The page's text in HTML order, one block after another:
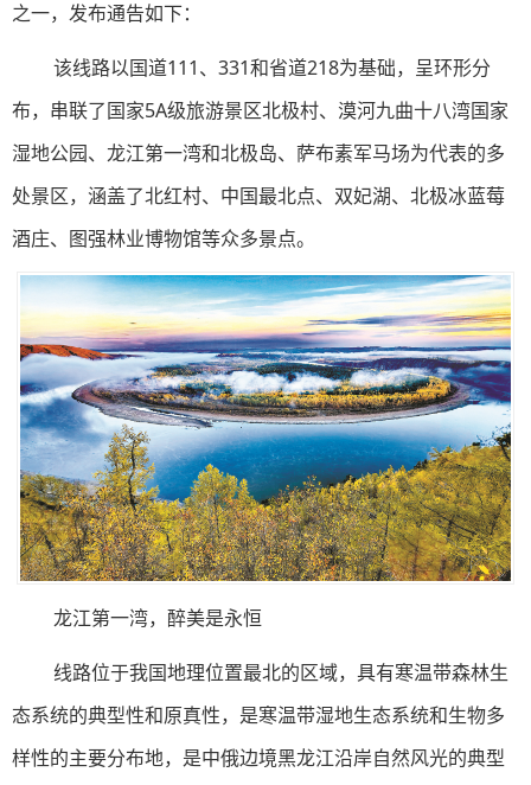
之一，发布通告如下：
该线路以国道111、331和省道218为基础，呈环形分
布，串联了国家5A级旅游景区北极村、漠河九曲十八湾国家
湿地公园、龙江第一湾和北极岛、萨布素军马场为代表的多
处景区，涵盖了北红村、中国最北点、双妃湖、北极冰蓝莓
酒庄、图强林业博物馆等众多景点。
龙江第一湾，醉美是永恒
线路位于我国地理位置最北的区域，具有寒温带森林生
态系统的典型性和原真性，是寒温带湿地生态系统和生物多
样性的主要分布地，是中俄边境黑龙江沿岸自然风光的典型